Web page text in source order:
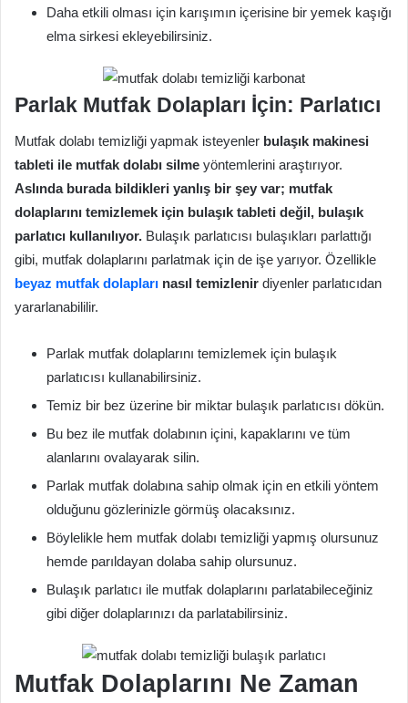
Daha etkili olması için karışımın içerisine bir yemek kaşığı
elma sirkesi ekleyebilirsiniz.
Parlak Mutfak Dolapları İçin: Parlatıcı
Mutfak dolabı temizliği yapmak isteyenler bulaşık makinesi
tableti ile mutfak dolabı silme yöntemlerini araştırıyor.
Aslında burada bildikleri yanlış bir şey var; mutfak
dolaplarını temizlemek için bulaşık tableti değil, bulaşık
parlatıcı kullanılıyor. Bulaşık parlatıcısı bulaşıkları parlattığı
gibi, mutfak dolaplarını parlatmak için de işe yarıyor. Özellikle
beyaz mutfak dolapları nasıl temizlenir diyenler parlatıcıdan
yararlanabililir.
Parlak mutfak dolaplarını temizlemek için bulaşık
parlatıcısı kullanabilirsiniz.
Temiz bir bez üzerine bir miktar bulaşık parlatıcısı dökün.
Bu bez ile mutfak dolabının içini, kapaklarını ve tüm
alanlarını ovalayarak silin.
Parlak mutfak dolabına sahip olmak için en etkili yöntem
olduğunu gözlerinizle görmüş olacaksınız.
Böylelikle hem mutfak dolabı temizliği yapmış olursunuz
hemde parıldayan dolaba sahip olursunuz.
Bulaşık parlatıcı ile mutfak dolaplarını parlatabileceğiniz
gibi diğer dolaplarınızı da parlatabilirsiniz.
Mutfak Dolaplarını Ne Zaman